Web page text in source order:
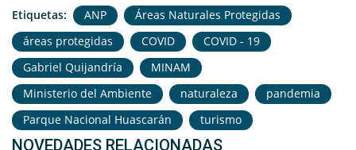
Etiquetas: ANP
Áreas Naturales Protegidas
áreas protegidas
COVID
COVID - 19
Gabriel Quijandría
MINAM
Ministerio del Ambiente
naturaleza
pandemia
Parque Nacional Huascarán
turismo
NOVEDADES RELACIONADAS